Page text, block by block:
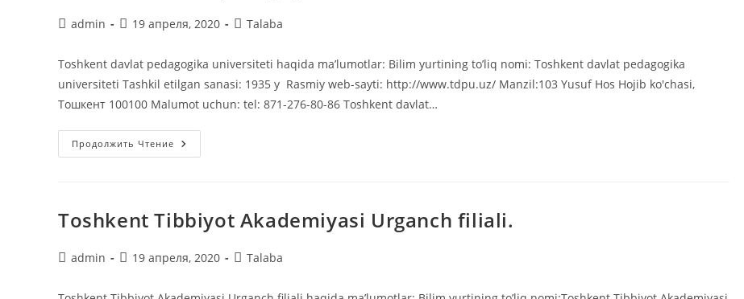
Автор
admin
Запись
19 апреля, 2020
Рубрика
Talaba
Toshkent davlat pedagogika universiteti haqida ma’lumotlar: Bilim yurtining to’liq nomi: Toshkent davlat pedagogika
universiteti Tashkil etilgan sanasi: 1935 y Rasmiy web-sayti: http://www.tdpu.uz/ Manzil:103 Yusuf Hos Hojib ko'chasi,
Тошкент 100100 Malumot uchun: tel: 871-276-80-86 Toshkent davlat…
Продолжить Чтение Toshkent
Davlat
Toshkent Tibbiyot Akademiyasi Urganch filiali.
Автор
admin
Запись
19 апреля, 2020
Рубрика
Talaba